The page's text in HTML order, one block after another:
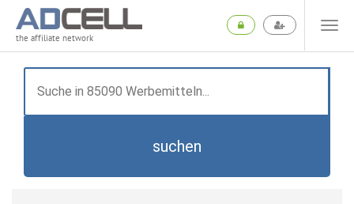
the affiliate network
suchen